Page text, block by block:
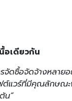
อเดียวกัน
รจัดซื้อจัดจ้างหล
ฟต์แวร์ที่มีคุณลักษ
น”